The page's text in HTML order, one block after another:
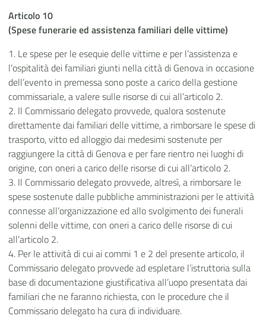
Articolo 10
(Spese funerarie ed assistenza familiari delle vittime)
1. Le spese per le esequie delle vittime e per l’assistenza e
l’ospitalità dei familiari giunti nella città di Genova in occasione
dell’evento in premessa sono poste a carico della gestione
commissariale, a valere sulle risorse di cui all’articolo 2.
2. Il Commissario delegato provvede, qualora sostenute
direttamente dai familiari delle vittime, a rimborsare le spese di
trasporto, vitto ed alloggio dai medesimi sostenute per
raggiungere la città di Genova e per fare rientro nei luoghi di
origine, con oneri a carico delle risorse di cui all’articolo 2.
3. Il Commissario delegato provvede, altresì, a rimborsare le
spese sostenute dalle pubbliche amministrazioni per le attività
connesse all’organizzazione ed allo svolgimento dei funerali
solenni delle vittime, con oneri a carico delle risorse di cui
all’articolo 2.
4. Per le attività di cui ai commi 1 e 2 del presente articolo, il
Commissario delegato provvede ad espletare l’istruttoria sulla
base di documentazione giustificativa all’uopo presentata dai
familiari che ne faranno richiesta, con le procedure che il
Commissario delegato ha cura di individuare.